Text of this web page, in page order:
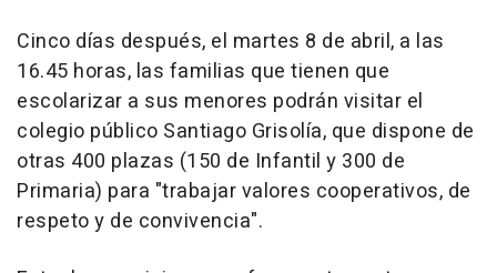
Cinco días después, el martes 8 de abril, a las
16.45 horas, las familias que tienen que
escolarizar a sus menores podrán visitar el
colegio público Santiago Grisolía, que dispone de
otras 400 plazas (150 de Infantil y 300 de
Primaria) para "trabajar valores cooperativos, de
respeto y de convivencia".